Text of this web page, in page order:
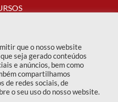
que o nosso website
seja gerado conteúdos
e anúncios, bem como
compartilhamos
de redes sociais, de
o seu uso do nosso website.